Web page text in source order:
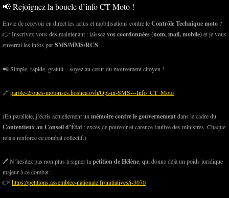
📢 Rejoignez la boucle d’info CT Moto !
Envie de recevoir en direct les actus et mobilisations contre leContrôle Technique moto ?
👉 Inscrivez-vous dès maintenant : laissezvos coordonnées (nom, mail, mobile)et je vous
enverrai les infos parSMS/MMS/RCS.
📲 Simple, rapide, gratuit – soyez au cœur du mouvement citoyen !
🔗parole-2roues-motorises.hostica.ovh/Opt-in-SMS---Info_CT_Moto
(En parallèle, j’écris actuellement un mémoire contre le gouvernementdans le cadre du
Contentieux au Conseil d’État : excès de pouvoir et carence fautive des ministres. Chaque
relais renforce ce combat collectif.)
🖊️ N’hésitez pas non plus à signer lapétition de Hélène , qui donne déjà un poids juridique
majeur à ce combat :
👉 https://petitions.assemblee-nationale.fr/initiatives/i-3070